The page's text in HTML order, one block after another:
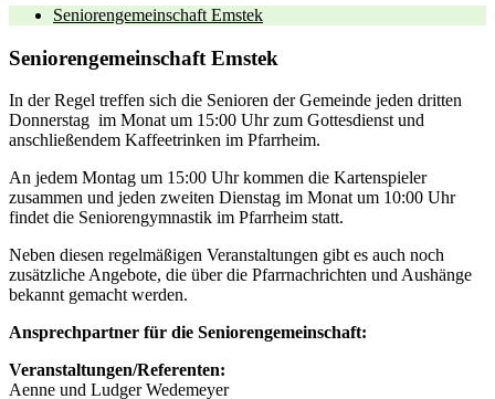
Seniorengemeinschaft Emstek
Seniorengemeinschaft Emstek
In der Regel treffen sich die Senioren der Gemeinde jeden dritten
Donnerstag im Monat um 15:00 Uhr zum Gottesdienst und
anschließendem Kaffeetrinken im Pfarrheim.
An jedem Montag um 15:00 Uhr kommen die Kartenspieler
zusammen und jeden zweiten Dienstag im Monat um 10:00 Uhr
findet die Seniorengymnastik im Pfarrheim statt.
Neben diesen regelmäßigen Veranstaltungen gibt es auch noch
zusätzliche Angebote, die über die Pfarrnachrichten und Aushänge
bekannt gemacht werden.
Ansprechpartner für die Seniorengemeinschaft:
Veranstaltungen/Referenten:
Aenne und Ludger Wedemeyer